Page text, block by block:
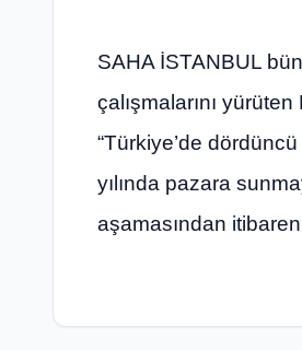
SAHA İSTANBUL
çalışmalarını
“Türkiye’de
yılında pazara
aşamasından